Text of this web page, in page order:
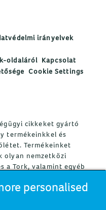
irányelvek
oldaláról Kapcsolat
Cookie Settings
cikkeket gyártó
termékeinkkel és
Termékeinket
olyan nemzetközi
a Tork, valamint egyéb
Modibodi, Nosotras,
Az Essity mintegy
personalised